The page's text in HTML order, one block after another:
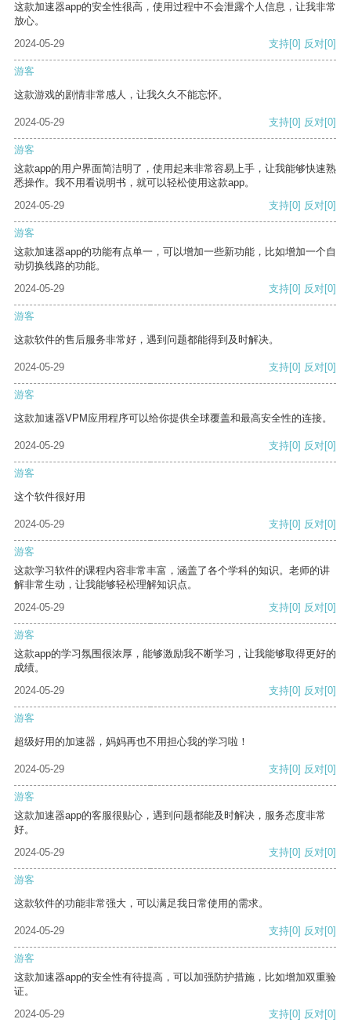
这款加速器app的安全性很高，使用过程中不会泄露个人信息，让我非常
放心。
2024-05-29
支持[0] 反对[0]
游客
这款游戏的剧情非常感人，让我久久不能忘怀。
2024-05-29 支持[0] 反对[0]
游客
这款app的用户界面简洁明了，使用起来非常容易上手，让我能够快速熟
悉操作。我不用看说明书，就可以轻松使用这款app。
2024-05-29
支持[0] 反对[0]
游客
这款加速器app的功能有点单一，可以增加一些新功能，比如增加一个自
动切换线路的功能。
2024-05-29
支持[0] 反对[0]
游客
这款软件的售后服务非常好，遇到问题都能得到及时解决。
2024-05-29 支持[0] 反对[0]
游客
这款加速器VPM应用程序可以给你提供全球覆盖和最高安全性的连接。
2024-05-29 支持[0] 反对[0]
游客
这个软件很好用
2024-05-29 支持[0] 反对[0]
游客
这款学习软件的课程内容非常丰富，涵盖了各个学科的知识。老师的讲
解非常生动，让我能够轻松理解知识点。
2024-05-29
支持[0] 反对[0]
游客
这款app的学习氛围很浓厚，能够激励我不断学习，让我能够取得更好的
成绩。
2024-05-29
支持[0] 反对[0]
游客
超级好用的加速器，妈妈再也不用担心我的学习啦！
2024-05-29 支持[0] 反对[0]
游客
这款加速器app的客服很贴心，遇到问题都能及时解决，服务态度非常
好。
2024-05-29
支持[0] 反对[0]
游客
这款软件的功能非常强大，可以满足我日常使用的需求。
2024-05-29 支持[0] 反对[0]
游客
这款加速器app的安全性有待提高，可以加强防护措施，比如增加双重验
证。
2024-05-29
支持[0] 反对[0]